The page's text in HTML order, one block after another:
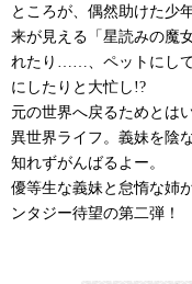
ところが、偶然助けた少
来が見える「星読みの魔
れたり……、ペットにし
にしたりと大忙し!?
元の世界へ戻るためとは
異世界ライフ。義妹を陰
知れずがんばるよー。
優等生な義妹と怠惰な姉
ンタジー待望の第二弾！